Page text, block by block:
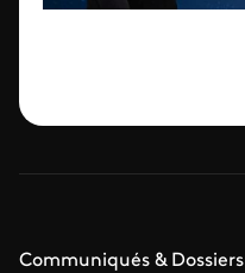
Communiqués & Dossiers